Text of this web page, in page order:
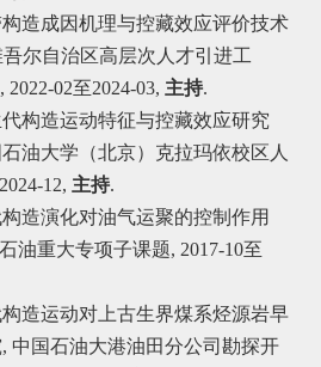
造成因机理与控藏效应评价技术
尔自治区高层次人才引进工
02至2024-03, 主持.
构造运动特征与控藏效应研究
油大学（北京）克拉玛依校区人
12, 主持.
造演化对油气运聚的控制作用
油重大专项子课题, 2017-10至
造运动对上古生界煤系烃源岩早
中国石油大港油田分公司勘探开